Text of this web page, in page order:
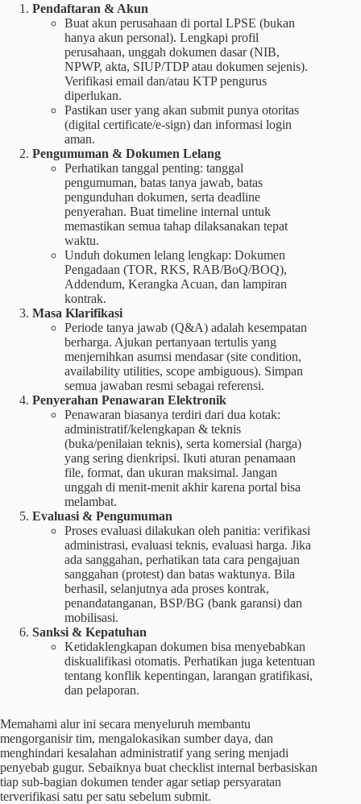
Pendaftaran & Akun
Buat akun perusahaan di portal LPSE (bukan
hanya akun personal). Lengkapi profil
perusahaan, unggah dokumen dasar (NIB,
NPWP, akta, SIUP/TDP atau dokumen sejenis).
Verifikasi email dan/atau KTP pengurus
diperlukan.
Pastikan user yang akan submit punya otoritas
(digital certificate/e-sign) dan informasi login
aman.
Pengumuman & Dokumen Lelang
Perhatikan tanggal penting: tanggal
pengumuman, batas tanya jawab, batas
pengunduhan dokumen, serta deadline
penyerahan. Buat timeline internal untuk
memastikan semua tahap dilaksanakan tepat
waktu.
Unduh dokumen lelang lengkap: Dokumen
Pengadaan (TOR, RKS, RAB/BoQ/BOQ),
Addendum, Kerangka Acuan, dan lampiran
kontrak.
Masa Klarifikasi
Periode tanya jawab (Q&A) adalah kesempatan
berharga. Ajukan pertanyaan tertulis yang
menjernihkan asumsi mendasar (site condition,
availability utilities, scope ambiguous). Simpan
semua jawaban resmi sebagai referensi.
Penyerahan Penawaran Elektronik
Penawaran biasanya terdiri dari dua kotak:
administratif/kelengkapan & teknis
(buka/penilaian teknis), serta komersial (harga)
yang sering dienkripsi. Ikuti aturan penamaan
file, format, dan ukuran maksimal. Jangan
unggah di menit-menit akhir karena portal bisa
melambat.
Evaluasi & Pengumuman
Proses evaluasi dilakukan oleh panitia: verifikasi
administrasi, evaluasi teknis, evaluasi harga. Jika
ada sanggahan, perhatikan tata cara pengajuan
sanggahan (protest) dan batas waktunya. Bila
berhasil, selanjutnya ada proses kontrak,
penandatanganan, BSP/BG (bank garansi) dan
mobilisasi.
Sanksi & Kepatuhan
Ketidaklengkapan dokumen bisa menyebabkan
diskualifikasi otomatis. Perhatikan juga ketentuan
tentang konflik kepentingan, larangan gratifikasi,
dan pelaporan.
Memahami alur ini secara menyeluruh membantu
mengorganisir tim, mengalokasikan sumber daya, dan
menghindari kesalahan administratif yang sering menjadi
penyebab gugur. Sebaiknya buat checklist internal berbasiskan
tiap sub-bagian dokumen tender agar setiap persyaratan
terverifikasi satu per satu sebelum submit.